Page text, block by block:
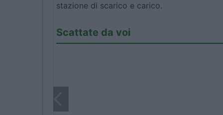
stazione di scarico e carico.
Scattate da voi